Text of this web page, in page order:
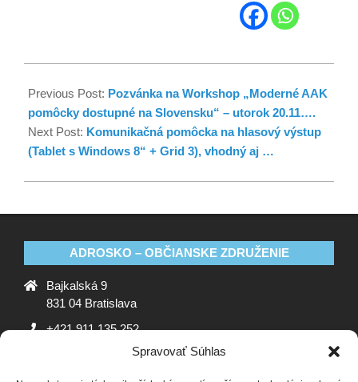
Spravovať Súhlas
Previous Post: Pozvánka na Workshop „Moderné AAK
pomôcky dostupné na Slovensku“ – utorok 20.11….
Next Post: Komunikačná pomôcka na hlasový výstup
(Tablet s Windows 8“ + Grid 3), vhodný aj …
ADROSKO – OBČIANSKE ZDRUŽENIE
Bajkalská 9
831 04 Bratislava
+421 911 135 252